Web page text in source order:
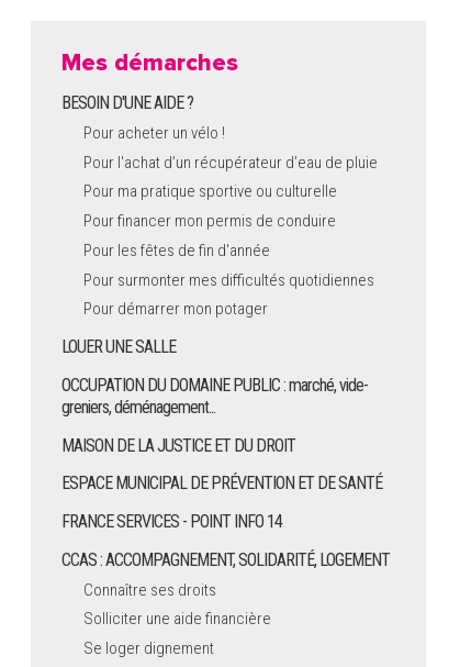
Mes démarches
BESOIN D'UNE AIDE ?
Pour acheter un vélo !
Pour l'achat d’un récupérateur d’eau de pluie
Pour ma pratique sportive ou culturelle
Pour financer mon permis de conduire
Pour les fêtes de fin d'année
Pour surmonter mes difficultés quotidiennes
Pour démarrer mon potager
LOUER UNE SALLE
OCCUPATION DU DOMAINE PUBLIC : marché, vide-
greniers, déménagement...
MAISON DE LA JUSTICE ET DU DROIT
ESPACE MUNICIPAL DE PRÉVENTION ET DE SANTÉ
FRANCE SERVICES - POINT INFO 14
CCAS : ACCOMPAGNEMENT, SOLIDARITÉ, LOGEMENT
Connaître ses droits
Solliciter une aide financière
Se loger dignement